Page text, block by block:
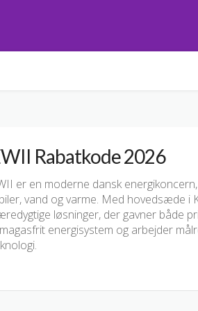
Rabatkode 2026
er en moderne dansk
vand og varme. Med hovedsæde i
løsninger, der gavner både
energisystem og arbejder